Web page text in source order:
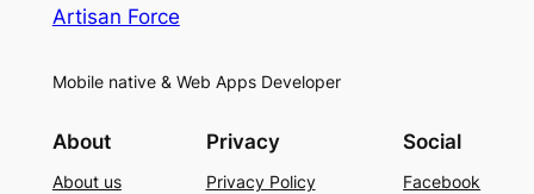
Artisan Force
Mobile native & Web Apps Developer
About
About us
Privacy
Privacy Policy
Social
Facebook